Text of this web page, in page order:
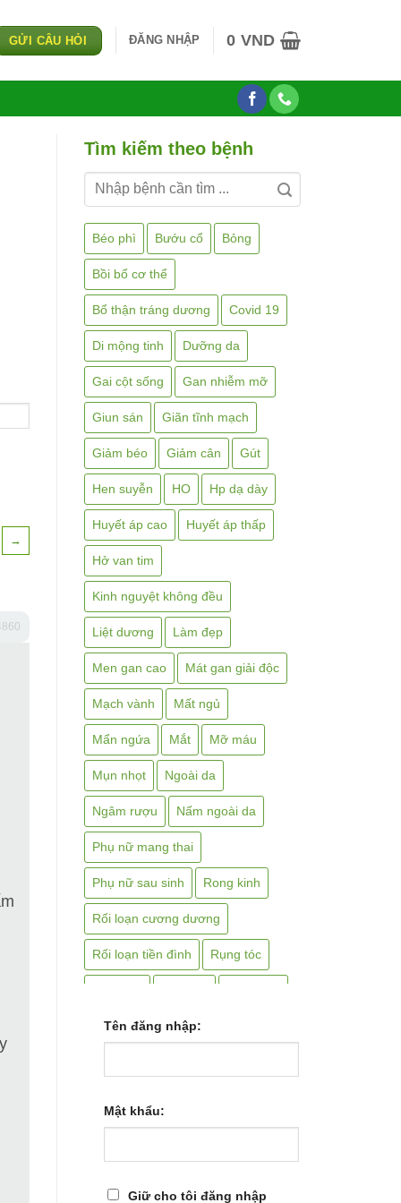
GỬI CÂU HỎI ĐĂNG NHẬP 0 VND
→
Tìm kiếm theo bệnh
Béo phì Bướu cổ Bỏng
Bồi bổ cơ thể
Bổ thận tráng dương Covid 19
Di mộng tinh Dưỡng da
Gai cột sống Gan nhiễm mỡ
Giun sán Giãn tĩnh mạch
Giảm béo Giảm cân Gút
Hen suyễn HO Hp dạ dày
Huyết áp cao Huyết áp thấp
Hở van tim
Kinh nguyệt không đều
Liệt dương Làm đẹp
Men gan cao Mát gan giải độc
Mạch vành Mất ngủ
Mẩn ngứa Mắt Mỡ máu
Mụn nhọt Ngoài da
Ngâm rượu Nấm ngoài da
Phụ nữ mang thai
Phụ nữ sau sinh Rong kinh
Rối loạn cương dương
Rối loạn tiền đình Rụng tóc
Sỏi mật Sỏi thận
Tên đăng nhập:
Mật khẩu:
Giữ cho tôi đăng nhập